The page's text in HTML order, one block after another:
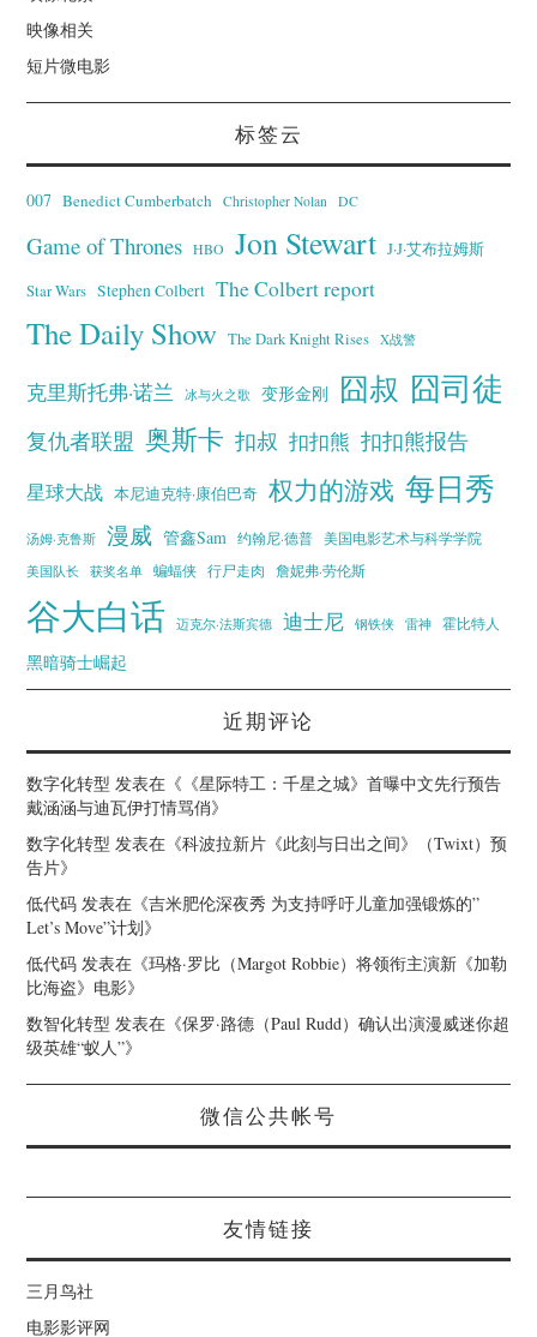
映像相关
短片微电影
标签云
007 Benedict Cumberbatch Christopher Nolan DC
Game of Thrones HBO Jon Stewart J·J·艾布拉姆斯
Star Wars Stephen Colbert The Colbert report
The Daily Show The Dark Knight Rises X战警
克里斯托弗·诺兰 冰与火之歌 变形金刚 囧叔 囧司徒
复仇者联盟 奥斯卡 扣叔 扣扣熊 扣扣熊报告
星球大战 本尼迪克特·康伯巴奇 权力的游戏 每日秀
汤姆·克鲁斯 漫威 管鑫Sam 约翰尼·德普
美国电影艺术与科学学院
美国队长
获奖名单 蝙蝠侠 行尸走肉 詹妮弗·劳伦斯
谷大白话 迈克尔·法斯宾德 迪士尼 钢铁侠 雷神 霍比特人
黑暗骑士崛起
近期评论
数字化转型 发表在《 《星际特工：千星之城》首曝中文先行预告
戴涵涵与迪瓦伊打情骂俏》
数字化转型 发表在《科波拉新片《此刻与日出之间》（Twixt）预
告片》
低代码 发表在《吉米肥伦深夜秀 为支持呼吁儿童加强锻炼的”
Let’s Move”计划》
低代码 发表在《玛格·罗比（Margot Robbie）将领衔主演新《加勒
比海盗》电影》
数智化转型 发表在《保罗·路德（Paul Rudd）确认出演漫威迷你超
级英雄“蚁人”》
微信公共帐号
友情链接
三月鸟社
电影影评网